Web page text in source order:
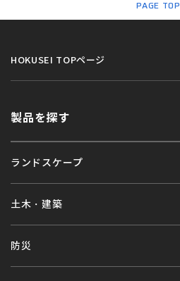
PAGE TOP
HOKUSEI TOPページ
製品を探す
ランドスケープ
土木・建築
防災